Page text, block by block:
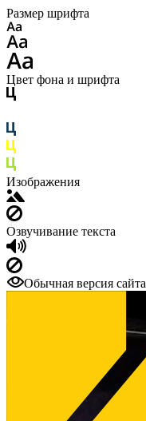
Размер шрифта
Цвет фона и шрифта
Изображения
Озвучивание текста
Обычная версия сайта